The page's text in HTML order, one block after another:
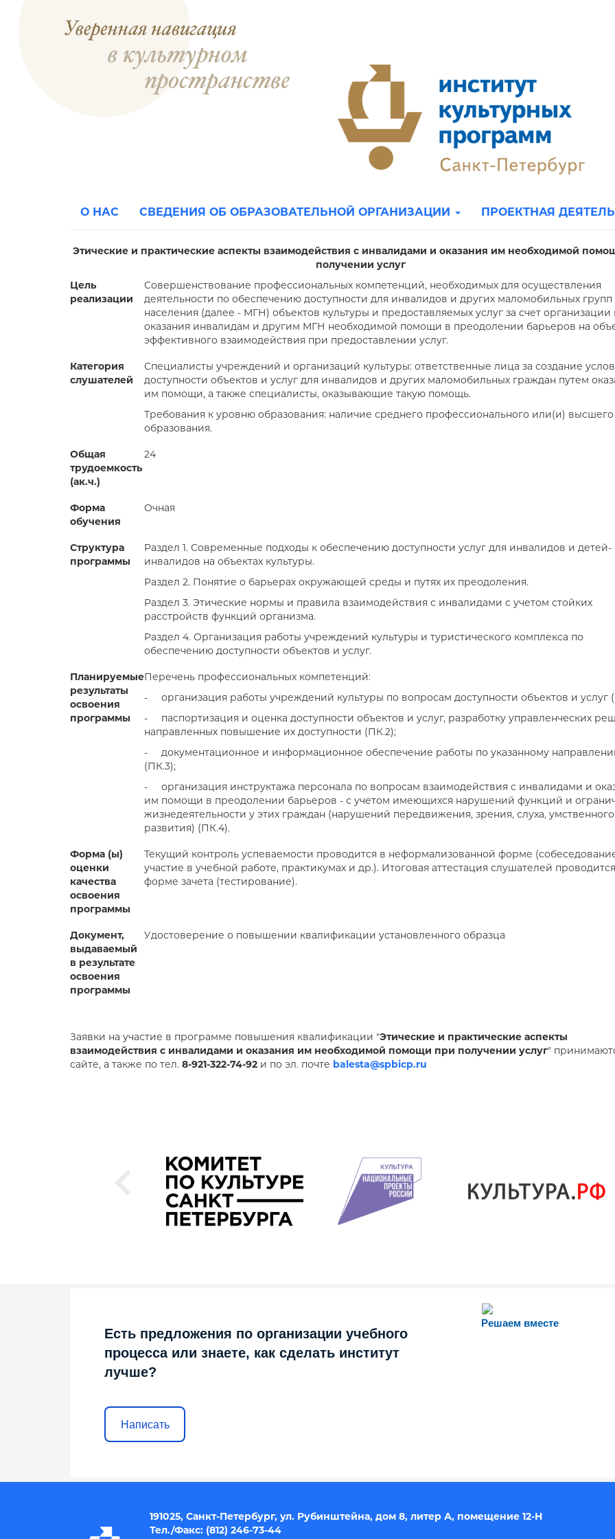
О НАС СВЕДЕНИЯ ОБ ОБРАЗОВАТЕЛЬНОЙ ОРГАНИЗАЦИИ ПРОЕКТНАЯ
Этические и практические аспекты взаимодействия с инвалидами и оказания им необходимой
получении услуг
Цель
реализации
Совершенствование профессиональных компетенций, необходимых для осуществления
деятельности по обеспечению доступности для инвалидов и других маломобильных групп
населения (далее - МГН) объектов культуры и предоставляемых услуг за счет организации
оказания инвалидам и другим МГН необходимой помощи в преодолении барьеров на
эффективного взаимодействия при предоставлении услуг.
Категория
слушателей
Специалисты учреждений и организаций культуры: ответственные лица за создание
доступности объектов и услуг для инвалидов и других маломобильных граждан путем
им помощи, а также специалисты, оказывающие такую помощь.
Требования к уровню образования: наличие среднего профессионального или(и) высшего
образования.
Общая
трудоемкость
(ак.ч.)
24
Форма
обучения
Очная
Структура
программы
Раздел 1. Современные подходы к обеспечению доступности услуг для инвалидов и детей-
инвалидов на объектах культуры.
Раздел 2. Понятие о барьерах окружающей среды и путях их преодоления.
Раздел 3. Этические нормы и правила взаимодействия с инвалидами с учетом стойких
расстройств функций организма.
Раздел 4. Организация работы учреждений культуры и туристического комплекса по
обеспечению доступности объектов и услуг.
Планируемые
результаты
освоения
программы
Перечень профессиональных компетенций:
- организация работы учреждений культуры по вопросам доступности объектов и услуг
- паспортизация и оценка доступности объектов и услуг, разработку управленческих
направленных повышение их доступности (ПК.2);
- документационное и информационное обеспечение работы по указанному
(ПК.3);
- организация инструктажа персонала по вопросам взаимодействия с инвалидами и
им помощи в преодолении барьеров - с учетом имеющихся нарушений функций и
жизнедеятельности у этих граждан (нарушений передвижения, зрения, слуха, умственного
развития) (ПК.4).
Форма (ы)
оценки
качества
освоения
программы
Текущий контроль успеваемости проводится в неформализованной форме
участие в учебной работе, практикумах и др.). Итоговая аттестация слушателей
форме зачета (тестирование).
Документ,
выдаваемый
в результате
освоения
программы
Удостоверение о повышении квалификации установленного образца
Заявки на участие в программе повышения квалификации "Этические и практические аспекты
взаимодействия с инвалидами и оказания им необходимой помощи при получении услуг"
сайте, а также по тел. 8-921-322-74-92 и по эл. почте balesta@spbicp.ru
Решаем вместе
Есть предложения по организации учебного
процесса или знаете, как сделать институт
лучше?
Написать
191025, Санкт-Петербург, ул. Рубинштейна, дом 8, литер А, помещение 12-Н
Тел./Факс: (812) 246-73-44